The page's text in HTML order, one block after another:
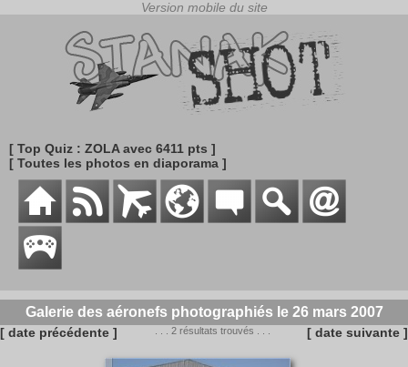
[ Top Quiz : ZOLA avec 6411 pts ]
[ Toutes les photos en diaporama ]
Galerie des aéronefs photographiés le 26 mars 2007
[ date précédente ] . . . 2 résultats trouvés . . . [ date suivante ]